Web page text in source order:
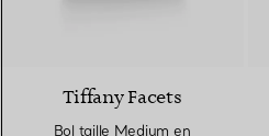
Tiffany Facets
Bol taille Medium en